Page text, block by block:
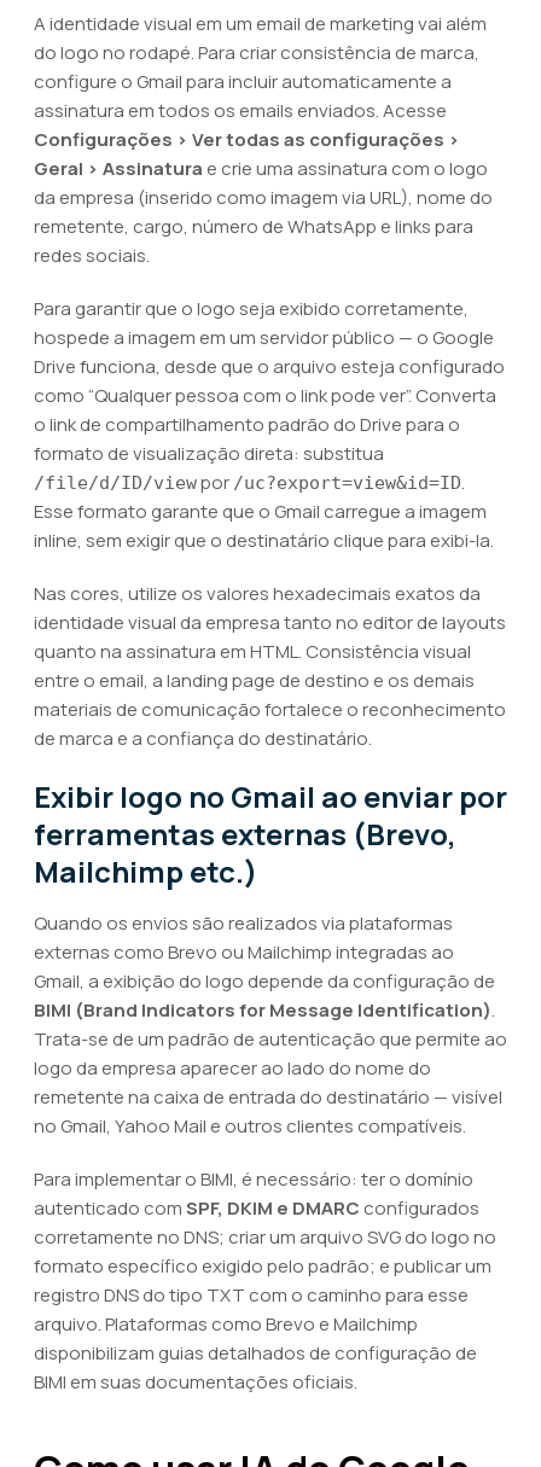
A identidade visual em um email de marketing vai além
do logo no rodapé. Para criar consistência de marca,
configure o Gmail para incluir automaticamente a
assinatura em todos os emails enviados. Acesse
Configurações > Ver todas as configurações >
Geral > Assinatura e crie uma assinatura com o logo
da empresa (inserido como imagem via URL), nome do
remetente, cargo, número de WhatsApp e links para
redes sociais.
Para garantir que o logo seja exibido corretamente,
hospede a imagem em um servidor público — o Google
Drive funciona, desde que o arquivo esteja configurado
como “Qualquer pessoa com o link pode ver”. Converta
o link de compartilhamento padrão do Drive para o
formato de visualização direta: substitua
/file/d/ID/viewpor /uc?export=view&id=ID.
Esse formato garante que o Gmail carregue a imagem
inline, sem exigir que o destinatário clique para exibi-la.
Nas cores, utilize os valores hexadecimais exatos da
identidade visual da empresa tanto no editor de layouts
quanto na assinatura em HTML. Consistência visual
entre o email, a landing page de destino e os demais
materiais de comunicação fortalece o reconhecimento
de marca e a confiança do destinatário.
Exibir logo no Gmail ao enviar por
ferramentas externas (Brevo,
Mailchimp etc.)
Quando os envios são realizados via plataformas
externas como Brevo ou Mailchimp integradas ao
Gmail, a exibição do logo depende da configuração de
BIMI (Brand Indicators for Message Identification).
Trata-se de um padrão de autenticação que permite ao
logo da empresa aparecer ao lado do nome do
remetente na caixa de entrada do destinatário — visível
no Gmail, Yahoo Mail e outros clientes compatíveis.
Para implementar o BIMI, é necessário: ter o domínio
autenticado comSPF, DKIM e DMARC configurados
corretamente no DNS; criar um arquivo SVG do logo no
formato específico exigido pelo padrão; e publicar um
registro DNS do tipo TXT com o caminho para esse
arquivo. Plataformas como Brevo e Mailchimp
disponibilizam guias detalhados de configuração de
BIMI em suas documentações oficiais.